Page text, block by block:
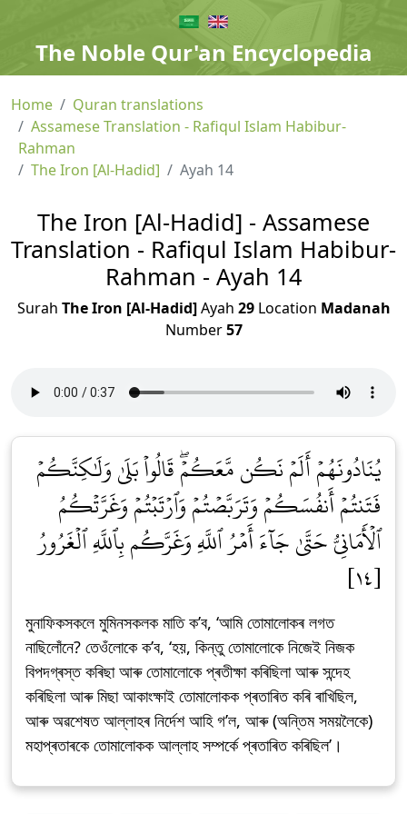
The Noble Qur'an Encyclopedia
Home
Quran translations
Assamese Translation - Rafiqul Islam Habibur-
Rahman
The Iron [Al-Hadid]
Ayah 14
The Iron [Al-Hadid] - Assamese
Translation - Rafiqul Islam Habibur-
Rahman - Ayah 14
Surah The Iron [Al-Hadid]Ayah 29Location Madanah
Number57
يُنَادُونَهُمۡ أَلَمۡ نَكُن مَّعَكُمۡۖ قَالُواْ بَلَىٰ وَلَٰكِنَّكُمۡ
فَتَنتُمۡ أَنفُسَكُمۡ وَتَرَبَّصۡتُمۡ وَٱرۡتَبۡتُمۡ وَغَرَّتۡكُمُ
ٱلۡأَمَانِيُّ حَتَّىٰ جَآءَ أَمۡرُ ٱللَّهِ وَغَرَّكُم بِٱللَّهِ ٱلۡغَرُورُ
[١٤]
মুনাফিকসকলে মুমিনসকলক মাতি ক’ব, ‘আমি তোমালোকৰ লগত
নাছিলোঁনে? তেওঁলোকে ক’ব, ‘হয়, কিন্তু তোমালোকে নিজেই নিজক
বিপদগ্ৰস্ত কৰিছা আৰু তোমালোকে প্ৰতীক্ষা কৰিছিলা আৰু সন্দেহ
কৰিছিলা আৰু মিছা আকাংক্ষাই তোমালোকক প্ৰতাৰিত কৰি ৰাখিছিল,
আৰু অৱশেষত আল্লাহৰ নিৰ্দেশ আহি গ’ল, আৰু (অন্তিম সময়লৈকে)
মহাপ্ৰতাৰকে তোমালোকক আল্লাহ সম্পৰ্কে প্ৰতাৰিত কৰিছিল’।